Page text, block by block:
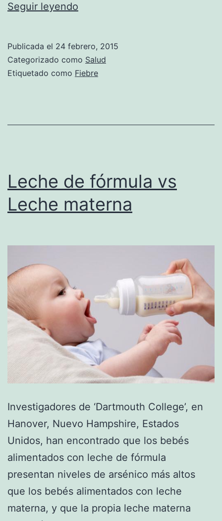
Seguir leyendo
alarma
de
Publicada el 24 febrero, 2015
Categorizado como Salud
Etiquetado como Fiebre
Leche de fórmula vs
Leche materna
Investigadores de ‘Dartmouth College’, en
Hanover, Nuevo Hampshire, Estados
Unidos, han encontrado que los bebés
alimentados con leche de fórmula
presentan niveles de arsénico más altos
que los bebés alimentados con leche
materna, y que la propia leche materna